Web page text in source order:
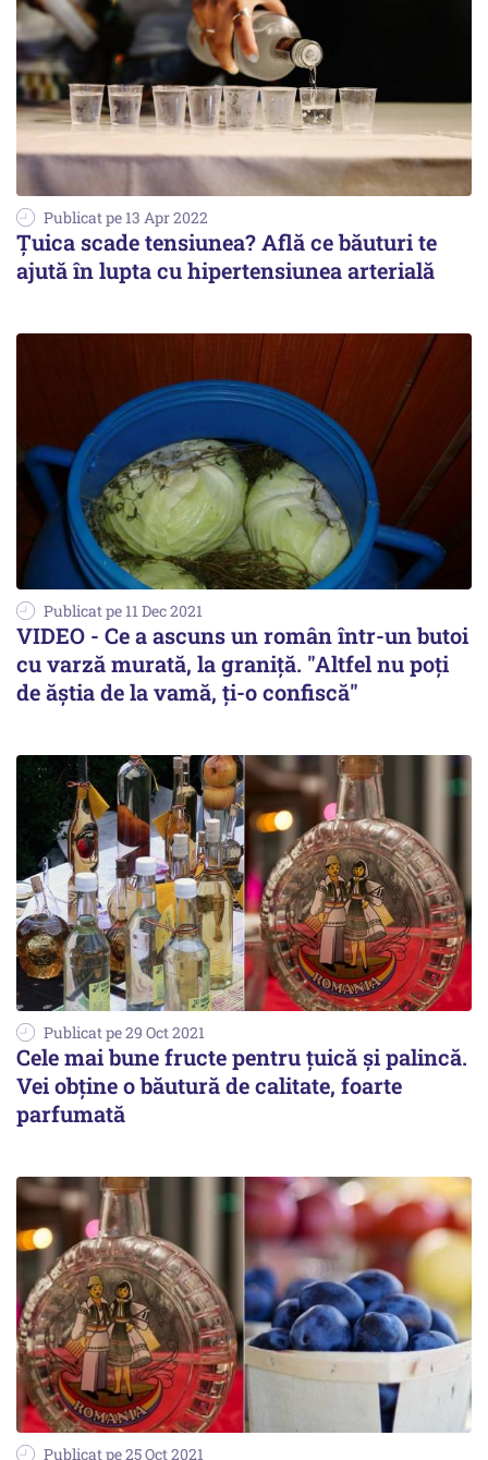
Publicat pe 13 Apr 2022
Țuica scade tensiunea? Află ce băuturi te
ajută în lupta cu hipertensiunea arterială
Publicat pe 11 Dec 2021
VIDEO - Ce a ascuns un român într-un butoi
cu varză murată, la graniță. "Altfel nu poți
de ăștia de la vamă, ți-o confiscă"
Publicat pe 29 Oct 2021
Cele mai bune fructe pentru țuică și palincă.
Vei obține o băutură de calitate, foarte
parfumată
Publicat pe 25 Oct 2021